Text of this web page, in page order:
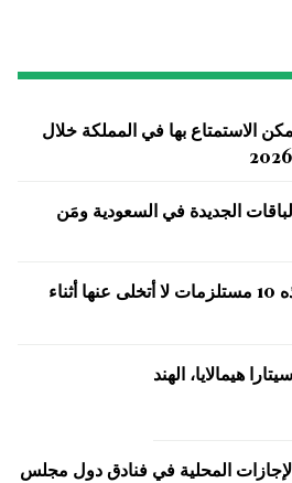
الاستمتاع بها في المملكة خلال
الجديدة في السعودية ومَن
أنا صيدلانية وهذه 10 مستلزمات لا أتخلى عنها أثناء
هيمالايا، الهند
المحلية في فنادق دول مجلس